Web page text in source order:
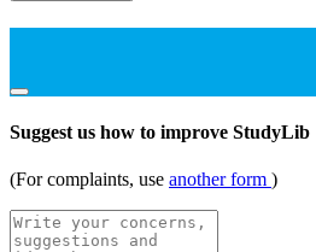
Suggest us how to improve StudyLib
(For complaints, use another form )